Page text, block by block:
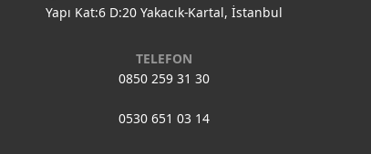
Yapı Kat:6 D:20 Yakacık-Kartal, İstanbul
TELEFON
0850 259 31 30
0530 651 03 14